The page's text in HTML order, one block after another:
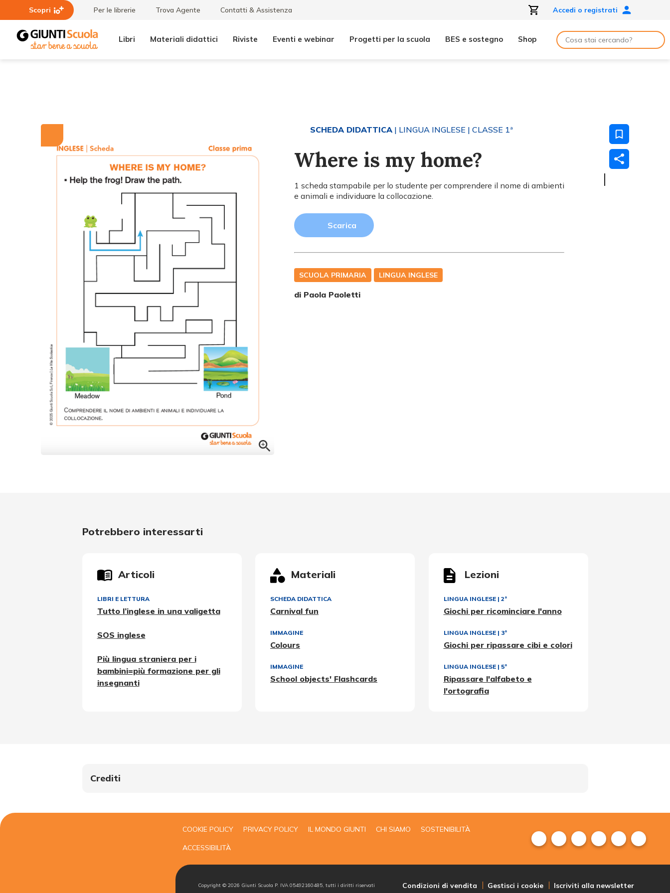
Scopri Per le librerie Trova Agente Contatti & Assistenza Accedi o registrati
Libri Materiali didattici Riviste Eventi e webinar Progetti per la scuola BES e sostegno Shop
SCHEDA DIDATTICA| LINGUA INGLESE | CLASSE 1ª
Where is my home?
1 scheda stampabile per lo studente per comprendere il nome di ambienti
e animali e individuare la collocazione.
Scarica
SCUOLA PRIMARIA LINGUA INGLESE
di Paola Paoletti
Potrebbero interessarti
Articoli
LIBRI E LETTURA
Tutto l’inglese in una valigetta
SOS inglese
Più lingua straniera per i
bambini=più formazione per gli
insegnanti
Materiali
SCHEDA DIDATTICA
Carnival fun
IMMAGINE
Colours
IMMAGINE
School objects' Flashcards
Lezioni
LINGUA INGLESE| 2ª
Giochi per ricominciare l'anno
LINGUA INGLESE| 3ª
Giochi per ripassare cibi e colori
LINGUA INGLESE| 5ª
Ripassare l'alfabeto e
l'ortografia
Crediti
COOKIE POLICY PRIVACY POLICY IL MONDO GIUNTI CHI SIAMO SOSTENIBILITÀ
ACCESSIBILITÀ
Copyright © 2026 Giunti Scuola P. IVA 05492160485, tutti i diritti riservati Condizioni di vendita Gestisci i cookie Iscriviti alla newsletter